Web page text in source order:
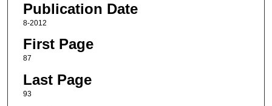
Publication Date
8-2012
First Page
87
Last Page
93